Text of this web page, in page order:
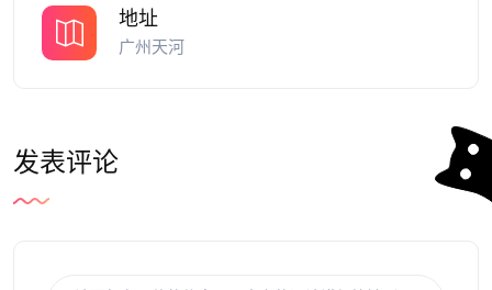
地址
广州天河
发表评论